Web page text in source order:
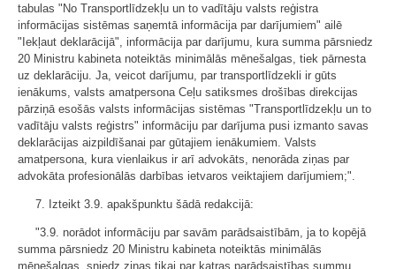
tabulas "No Transportlīdzekļu un to vadītāju valsts reģistra
informācijas sistēmas saņemtā informācija par darījumiem" ailē
"Iekļaut deklarācijā", informācija par darījumu, kura summa pārsniedz
20 Ministru kabineta noteiktās minimālās mēnešalgas, tiek pārnesta
uz deklarāciju. Ja, veicot darījumu, par transportlīdzekli ir gūts
ienākums, valsts amatpersona Ceļu satiksmes drošības direkcijas
pārziņā esošās valsts informācijas sistēmas "Transportlīdzekļu un to
vadītāju valsts reģistrs" informāciju par darījuma pusi izmanto savas
deklarācijas aizpildīšanai par gūtajiem ienākumiem. Valsts
amatpersona, kura vienlaikus ir arī advokāts, nenorāda ziņas par
advokāta profesionālās darbības ietvaros veiktajiem darījumiem;".
7. Izteikt 3.9. apakšpunktu šādā redakcijā:
"3.9. norādot informāciju par savām parādsaistībām, ja to kopējā
summa pārsniedz 20 Ministru kabineta noteiktās minimālās
mēnešalgas, sniedz ziņas tikai par katras parādsaistības summu